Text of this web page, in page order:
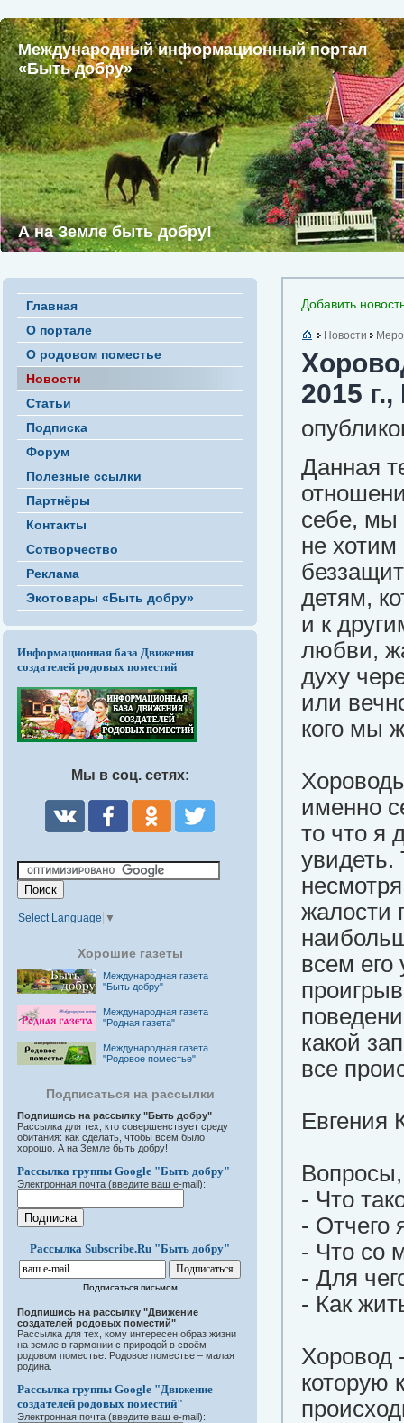
Международный информационный портал
«Быть добру»
А на Земле быть добру!
Главная
О портале
О родовом поместье
Новости
Статьи
Подписка
Форум
Полезные ссылки
Партнёры
Контакты
Сотворчество
Реклама
Экотовары «Быть добру»
Информационная база Движения
создателей родовых поместий
Мы в соц. сетях:
Select Language ▼
Хорошие газеты
Международная газета
"Быть добру"
Международная газета
"Родная газета"
Международная газета
"Родовое поместье"
Подписаться на рассылки
Подпишись на рассылку "Быть добру"
Рассылка для тех, кто совершенствует среду
обитания: как сделать, чтобы всем было
хорошо. А на Земле быть добру!
Рассылка группы Google "Быть добру"
Электронная почта (введите ваш e-mail):
Рассылка Subscribe.Ru "Быть добру"
Подписаться письмом
Подпишись на рассылку "Движение
создателей родовых поместий"
Рассылка для тех, кому интересен образ жизни
на земле в гармонии с природой в своём
родовом поместье. Родовое поместье – малая
родина.
Рассылка группы Google "Движение
создателей родовых поместий"
Электронная почта (введите ваш e-mail):
Добавить
Новости
2015
Данная
себе, мы
не
детям,
и к
любви,
духу
или
кого мы
именно
то что я
жалости
всем его
какой
все
Евгения
Вопросы,
- Что
- Отчего
- Что со
- Для
- Как
Хоровод
которую